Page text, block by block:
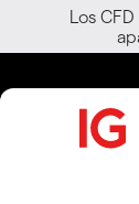
Los